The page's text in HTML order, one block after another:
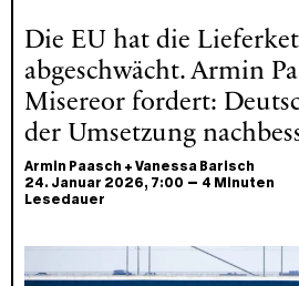
Die EU hat die
abgeschwächt. Armin
Misereor fordert:
der Umsetzung
Armin Paasch + Vanessa Barisch
24. Januar 2026, 7:00 – 4 Minuten
Lesedauer